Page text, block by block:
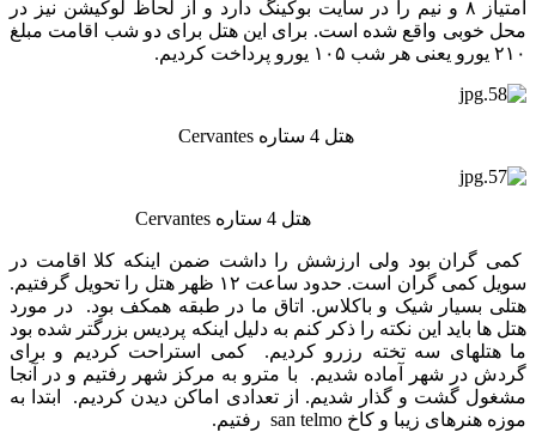
امتیاز ۸ و نیم را در سایت بوکینگ دارد و از لحاظ لوکیشن نیز در
محل خوبی واقع شده است. برای این هتل برای دو شب اقامت مبلغ
۲۱۰ یورو یعنی هر شب ۱۰۵ یورو پرداخت کردیم.
هتل 4 ستاره Cervantes
هتل 4 ستاره Cervantes
کمی گران بود ولی ارزشش را داشت ضمن اینکه کلا اقامت در
سویل کمی گران است. حدود ساعت ۱۲ ظهر هتل را تحویل گرفتیم.
هتلی بسیار شیک و باکلاس. اتاق ما در طبقه همکف بود. در مورد
هتل ها باید این نکته را ذکر کنم به دلیل اینکه پردیس بزرگتر شده بود
ما هتلهای سه تخته رزرو کردیم. کمی استراحت کردیم و برای
گردش در شهر آماده شدیم. با مترو به مرکز شهر رفتیم و در آنجا
مشغول گشت و گذار شدیم. از تعدادی اماکن دیدن کردیم. ابتدا به
موزه هنرهای زیبا و کاخ san telmo رفتیم.